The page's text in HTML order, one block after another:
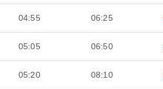
04:55 06:25
05:05 06:50
05:20 08:10